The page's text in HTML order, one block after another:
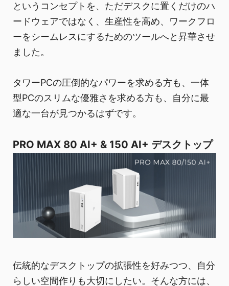
というコンセプトを、ただデスクに置くだけのハ
ードウェアではなく、生産性を高め、ワークフロ
ーをシームレスにするためのツールへと昇華させ
ました。
タワーPCの圧倒的なパワーを求める方も、一体
型PCのスリムな優雅さを求める方も、自分に最
適な一台が見つかるはずです。
PRO MAX 80 AI+ & 150 AI+ デスクトップ
伝統的なデスクトップの拡張性を好みつつ、自分
らしい空間作りも大切にしたい。そんな方には、